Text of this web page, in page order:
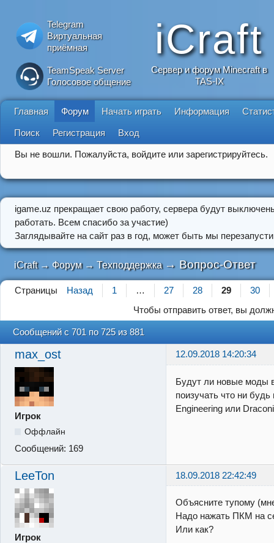
Telegram
Виртуальная
приёмная
TeamSpeak Server
Голосовое общение
iCraft
Сервер и форум Minecraft в
TAS-IX
Главная Форум Начать играть Информация
Поиск Регистрация Вход
Вы не вошли. Пожалуйста, войдите или зарегистрируйтесь.
igame.uz прекращает свою работу, сервера будут
работать. Всем спасибо за участие)
Заглядывайте на сайт раз в год, может быть мы
iCraft → Форум →Техподдержка → Вопрос-Ответ
Страницы Назад 1 … 27 28 29
30
Чтобы отправить ответ, вы
Сообщений с 701 по 725 из 881
max_ost 12.09.2018 14:20:34
Игрок
Оффлайн
Сообщений: 169
Будут ли новые моды
поизучать что ни
Engineering или
LeeTon 18.09.2018 22:42:49
Игрок
Объясните тупому
Надо нажать ПКМ на
Или как?